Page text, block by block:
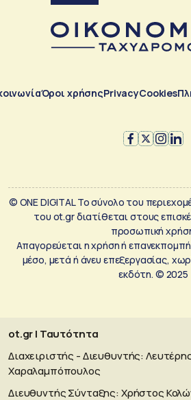
Όροι χρήσηςPrivacyCookies
© ONE DIGITAL Το σύνολο του
του ot.gr διατίθεται στους
προσωπική
Απαγορεύεται η χρήση ή
μέσο, μετά ή άνευ επεξεργασίας,
εκδότη. © 2025
ot.gr | Ταυτότητα
Διαχειριστής - Διευθυντής:
Χαραλαμπόπουλος
Διευθυντής Σύνταξης: Χρήστος